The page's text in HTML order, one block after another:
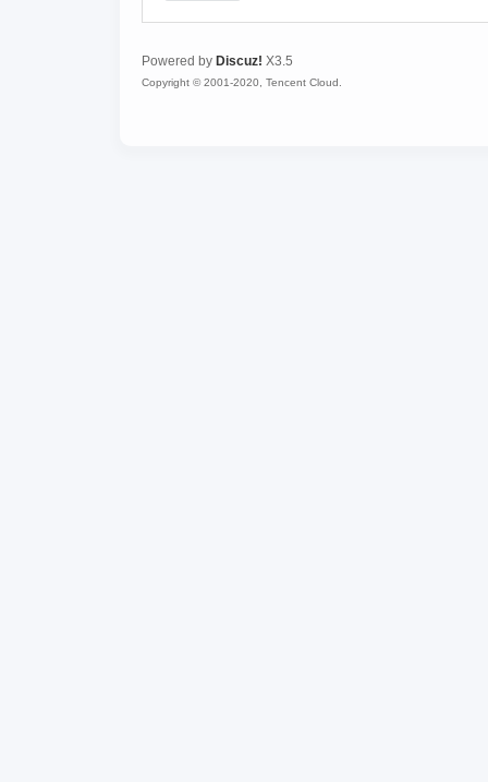
Powered by Discuz! X3.5
Copyright © 2001-2020, Tencent Cloud.